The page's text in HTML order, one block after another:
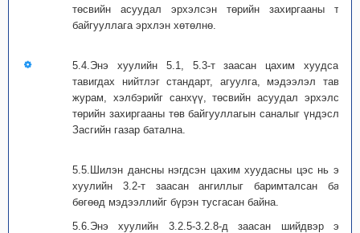
төсвийн асуудал эрхэлсэн төрийн захиргааны төв
байгууллага эрхлэн хөтөлнө.
5.4.Энэ хуулийн 5.1, 5.3-т заасан цахим хуудсанд
тавигдах нийтлэг стандарт, агуулга, мэдээлэл тавих
журам, хэлбэрийг санхүү, төсвийн асуудал эрхэлсэн
төрийн захиргааны төв байгууллагын саналыг үндэслэн
Засгийн газар батална.
5.5.Шилэн дансны нэгдсэн цахим хуудасны цэс нь энэ
хуулийн 3.2-т заасан ангиллыг баримталсан байх
бөгөөд мэдээллийг бүрэн тусгасан байна.
5.6.Энэ хуулийн 3.2.5-3.2.8-д заасан шийдвэр энэ